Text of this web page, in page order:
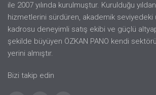
ile 2007 yılında kurulmuştur. Kurulduğu
hizmetlerini sürdüren, akademik seviyedeki
kadrosu deneyimli satış ekibi ve güçlü
şekilde büyüyen ÖZKAN PANO kendi
yerini almıştır.
Bizi takip edin